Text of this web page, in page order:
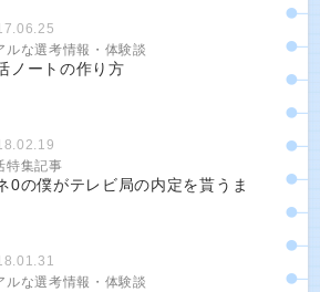
ルな選考情報・体験談
ノートの作り方
特集記事
0の僕がテレビ局の内定を貰うま
ルな選考情報・体験談